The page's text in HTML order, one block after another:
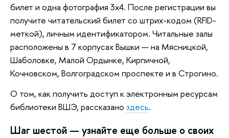
билет и одна фотография 3x4. После регистрации вы
получите читательский билет со штрих-кодом (RFID-
меткой), личным идентификатором. Читальные залы
расположены в 7 корпусах Вышки — на Мясницкой,
Шаболовке, Малой Ордынке, Кирпичной,
Кочновском, Волгоградском проспекте и в Строгино.
О том, как получить доступ к электронным ресурсам
библиотеки ВШЭ, рассказано здесь.
Шаг шестой — узнайте еще больше о своих